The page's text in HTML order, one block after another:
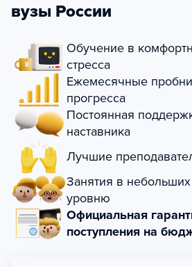
вузы России
Обучение в
стресса
Ежемесячные
прогресса
Постоянная
наставника
Лучшие
Занятия в
уровню
Официальная
поступления на